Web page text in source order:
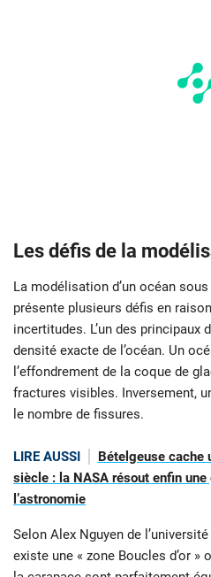
Les défis de la
La modélisation d’un océan
présente plusieurs défis en
incertitudes. L’un des principaux
densité exacte de l’océan. Un
l’effondrement de la coque de
fractures visibles. Inversement,
le nombre de fissures.
LIRE AUSSI
Bételgeuse cache
siècle : la NASA résout enfin
l’astronomie
Selon Alex Nguyen de
existe une « zone Boucles d’or »